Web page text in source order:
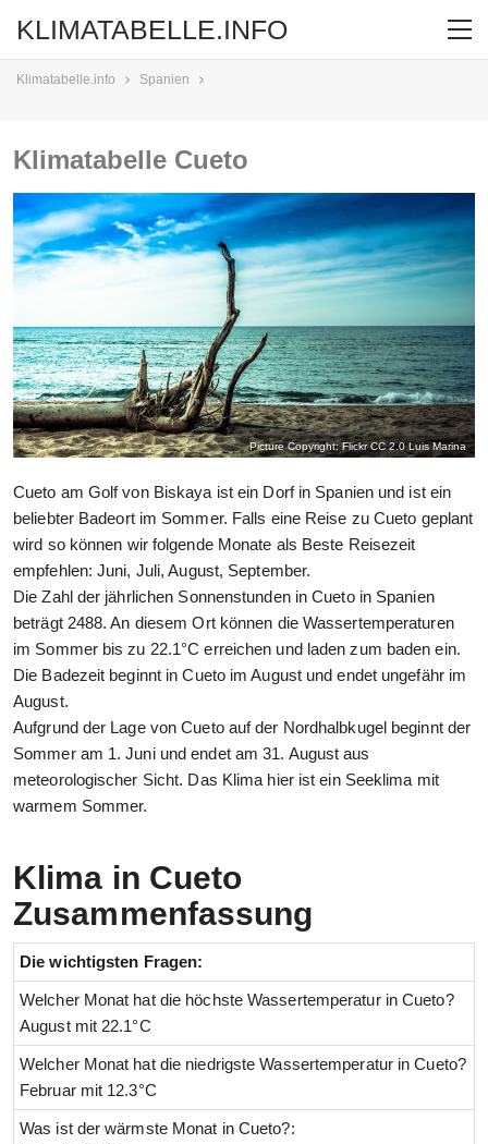
KLIMATABELLE.INFO
Klimatabelle.info Spanien
Klimatabelle Cueto
Picture Copyright: Flickr CC 2.0Luis Marina
Cueto am Golf von Biskaya ist ein Dorf in Spanien und ist ein
beliebter Badeort im Sommer. Falls eine Reise zu Cueto geplant
wird so können wir folgende Monate als Beste Reisezeit
empfehlen: Juni, Juli, August, September.
Die Zahl der jährlichen Sonnenstunden in Cueto in Spanien
beträgt 2488. An diesem Ort können die Wassertemperaturen
im Sommer bis zu 22.1°C erreichen und laden zum baden ein.
Die Badezeit beginnt in Cueto im August und endet ungefähr im
August.
Aufgrund der Lage von Cueto auf der Nordhalbkugel beginnt der
Sommer am 1. Juni und endet am 31. August aus
meteorologischer Sicht. Das Klima hier ist ein Seeklima mit
warmem Sommer.
Klima in Cueto
Zusammenfassung
Die wichtigsten Fragen:
Welcher Monat hat die höchste Wassertemperatur in Cueto?
August mit 22.1°C
Welcher Monat hat die niedrigste Wassertemperatur in Cueto?
Februar mit 12.3°C
Was ist der wärmste Monat in Cueto?: